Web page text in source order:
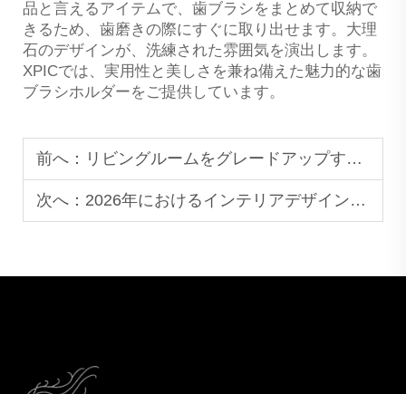
品と言えるアイテムで、歯ブラシをまとめて収納で
きるため、歯磨きの際にすぐに取り出せます。大理
石のデザインが、洗練された雰囲気を演出します。
XPICでは、実用性と美しさを兼ね備えた魅力的な歯
ブラシホルダーをご提供しています。
前へ： リビングルームをグレードアップする、素敵な大理石のコーヒーテーブル10選
次へ： 2026年におけるインテリアデザインで大理石製トレイが注目される理由